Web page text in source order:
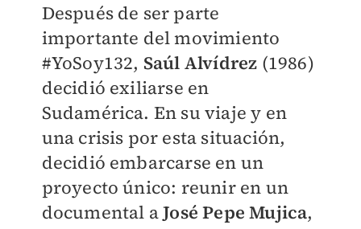
Después de ser parte
importante del movimiento
#YoSoy132, Saúl Alvídrez (1986)
decidió exiliarse en
Sudamérica. En su viaje y en
una crisis por esta situación,
decidió embarcarse en un
proyecto único: reunir en un
documental aJosé Pepe Mujica,